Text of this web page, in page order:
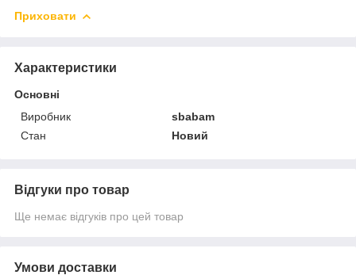
Приховати
Характеристики
Основні
Виробник
sbabam
Стан
Новий
Відгуки про товар
Ще немає відгуків про цей товар
Умови доставки